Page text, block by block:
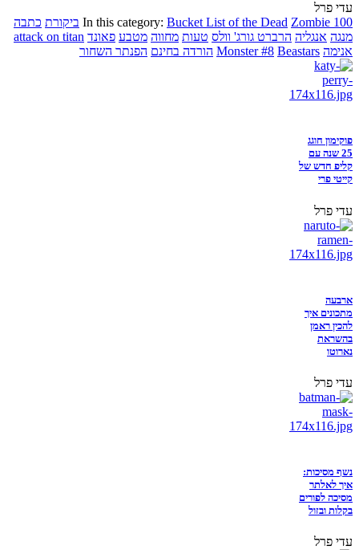
עדי פרל
In this category: Bucket List of the Dead Zombie 100 ביקורת כתבה
מנגה אנגליה הרברט גורג' וולס טעות מחווה מטבע פאונד attack on titan
אנימה
Monster #8 Beastars הורדה בחינם הפנתר השחור
פוקימון חוגג
25 שנה עם
קליפ חדש של
קייטי פרי
עדי פרל
ארבעה
מתכונים איך
להכין ראמן
בהשראת
נארוטו
עדי פרל
נשף מסיכות:
איך לאלתר
מסיכה לפורים
בקלות ובזול
עדי פרל